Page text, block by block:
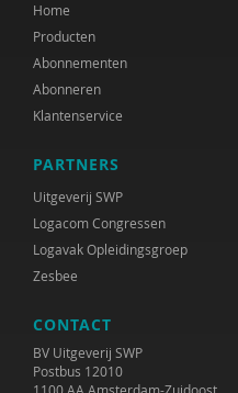
Home
Producten
Abonnementen
Abonneren
Klantenservice
PARTNERS
Uitgeverij SWP
Logacom Congressen
Logavak Opleidingsgroep
Zesbee
CONTACT
BV Uitgeverij SWP
Postbus 12010